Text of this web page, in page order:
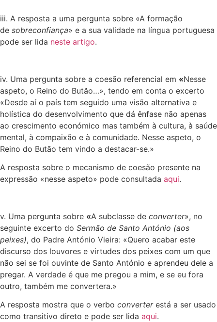
iii. A resposta a uma pergunta sobre «A formação
de sobreconfiança» e a sua validade na língua portuguesa
pode ser lida neste artigo.
iv. Uma pergunta sobre a coesão referencial em «Nesse
aspeto, o Reino do Butão…», tendo em conta o excerto
«Desde aí o país tem seguido uma visão alternativa e
holística do desenvolvimento que dá ênfase não apenas
ao crescimento económico mas também à cultura, à saúde
mental, à compaixão e à comunidade. Nesse aspeto, o
Reino do Butão tem vindo a destacar-se.»
A resposta sobre o mecanismo de coesão presente na
expressão «nesse aspeto» pode consultada aqui.
v. Uma pergunta sobre «A subclasse de converter», no
seguinte excerto do Sermão de Santo António (aos
peixes), do Padre António Vieira: «Quero acabar este
discurso dos louvores e virtudes dos peixes com um que
não sei se foi ouvinte de Santo António e aprendeu dele a
pregar. A verdade é que me pregou a mim, e se eu fora
outro, também me convertera.»
A resposta mostra que o verbo converterestá a ser usado
como transitivo direto e pode ser lida aqui.